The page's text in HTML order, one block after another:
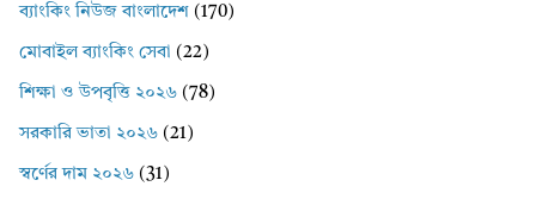
ব্যাংকিং নিউজ বাংলাদেশ (170)
মোবাইল ব্যাংকিং সেবা (22)
শিক্ষা ও উপবৃত্তি ২০২৬ (78)
সরকারি ভাতা ২০২৬ (21)
স্বর্ণের দাম ২০২৬ (31)